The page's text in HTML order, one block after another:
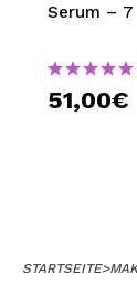
Serum – 7
51,00€
STARTSEITE>